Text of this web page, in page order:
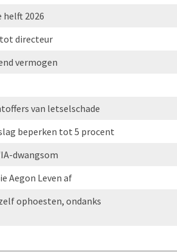
2026
directeur
vermogen
van letselschade
beperken tot 5 procent
dwangsom
Aegon Leven af
ophoesten, ondanks